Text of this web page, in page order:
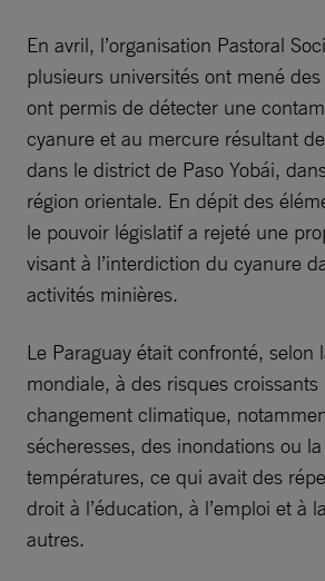
En avril, l’organisation Pastoral
plusieurs universités ont mené
ont permis de détecter une
cyanure et au mercure résultant de
dans le district de Paso Yobái,
région orientale. En dépit des
le pouvoir législatif a rejeté une
visant à l’interdiction du cyanure
activités minières.
Le Paraguay était confronté, selon
mondiale, à des risques croissants
changement climatique,
sécheresses, des inondations ou
températures, ce qui avait des
droit à l’éducation, à l’emploi et à
autres.